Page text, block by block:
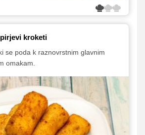
kroketi
se poda k raznovrstnim glavnim
omakam.